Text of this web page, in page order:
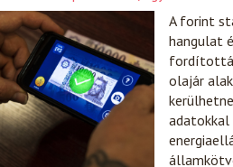
A forint
hangulat
olajár
adatokkal